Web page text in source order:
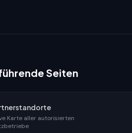
Seiten
Karte aller autorisierten